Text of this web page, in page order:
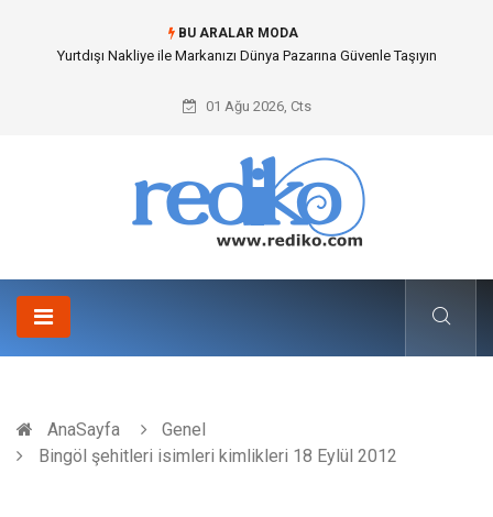
BU ARALAR MODA
İnternetsiz Bir Gün Nedir ve Neden Önemlidir?
01 Ağu 2026, Cts
AnaSayfa
Genel
Bingöl şehitleri isimleri kimlikleri 18 Eylül 2012